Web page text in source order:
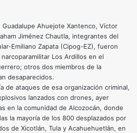
Ahuejote Xantenco, Víctor
Jiménez Chautla, integrantes del
Emiliano Zapata (Cipog-EZ), fueron
Los Ardillos en el
otros dos miembros de la
desaparecidos.
de ataques de esa organización criminal,
lanzados con drones, ayer
en la comunidad de Alcozocán, donde
la mayoría de los 800 desplazados por
de Xicotlán, Tula y Acahuehuetlán, en